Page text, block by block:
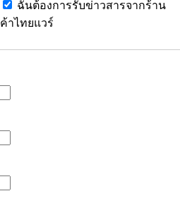
ฉันต้องการรับข่าวสารจากร้าน
ค้าไทยแวร์